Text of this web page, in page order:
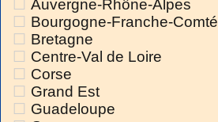
Auvergne-Rhône-Alpes
Bourgogne-Franche-Comté
Bretagne
Centre-Val de Loire
Corse
Grand Est
Guadeloupe